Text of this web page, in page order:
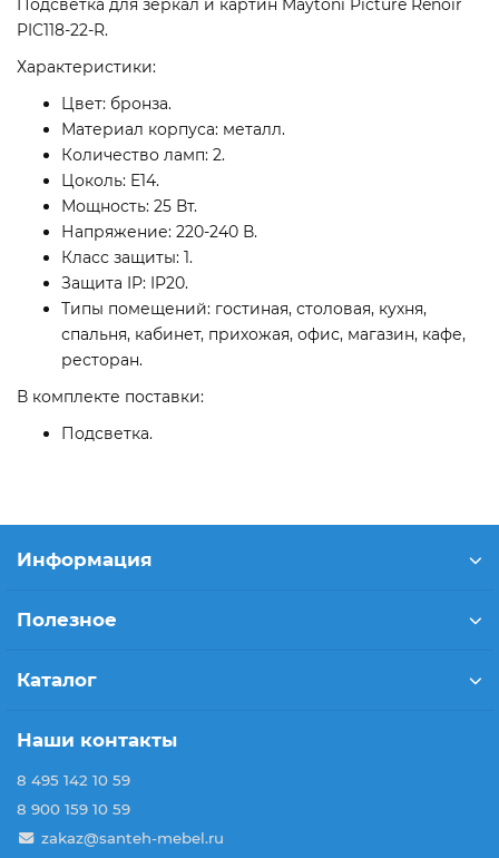
PIC118-22-R.
Характеристики:
Цвет: бронза.
Материал корпуса: металл.
Количество ламп: 2.
Цоколь: E14.
Мощность: 25 Вт.
Напряжение: 220-240 В.
Класс защиты: 1.
Защита IP: IP20.
Типы помещений: гостиная, столовая, кухня,
спальня, кабинет, прихожая, офис, магазин, кафе,
ресторан.
В комплекте поставки:
Подсветка.
Информация
Полезное
Каталог
Наши контакты
8 495 142 10 59
8 900 159 10 59
zakaz@santeh-mebel.ru